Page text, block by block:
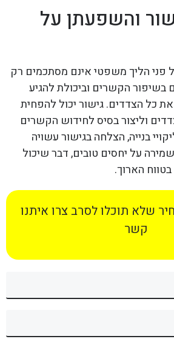
והשפעתן על
פני הליך משפטי אינם מסתכמים רק
בשיפור הקשרים וביכולת להגיע
כל הצדדים. גישור יכול להפחית
וליצור בסיס לחידוש הקשרים
בנייה, הצלחה בגישור עשויה
על יחסים טובים, דבר שיכול
הארוך.
שלא תוכלו לסרב צרו איתנו
קשר